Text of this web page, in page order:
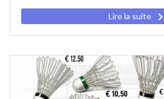
Lire la suite keyboard_arrow_right